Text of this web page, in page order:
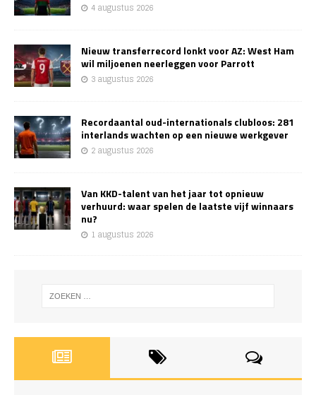
4 augustus 2026
Nieuw transferrecord lonkt voor AZ: West Ham
wil miljoenen neerleggen voor Parrott
3 augustus 2026
Recordaantal oud-internationals clubloos: 281
interlands wachten op een nieuwe werkgever
2 augustus 2026
Van KKD-talent van het jaar tot opnieuw
verhuurd: waar spelen de laatste vijf winnaars
nu?
1 augustus 2026